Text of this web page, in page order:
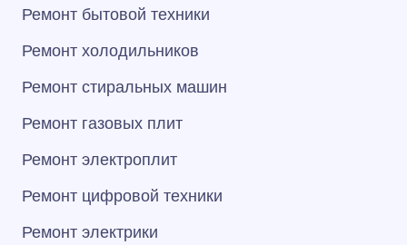
Ремонт бытовой техники
Ремонт холодильников
Ремонт стиральных машин
Ремонт газовых плит
Ремонт электроплит
Ремонт цифровой техники
Ремонт электрики